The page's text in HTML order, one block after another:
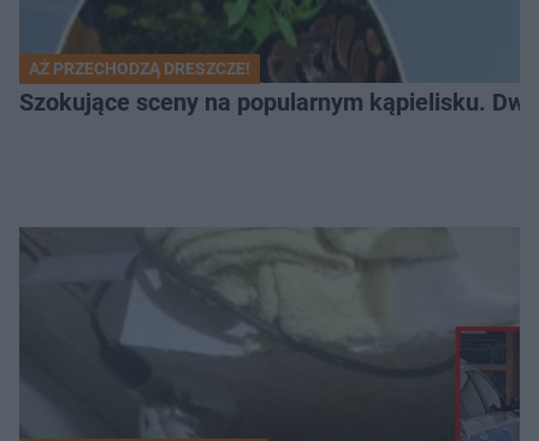
AŻ PRZECHODZĄ DRESZCZE!
Szokujące sceny na popularnym kąpielisku.